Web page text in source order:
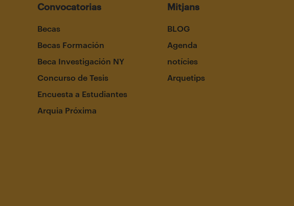
Convocatorias
Becas
Becas Formación
Beca Investigación NY
Concurso de Tesis
Encuesta a Estudiantes
Arquia Próxima
Mitjans
BLOG
Agenda
notícies
Arquetips